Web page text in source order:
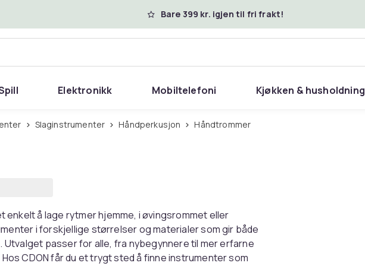
Bare 399 kr. igjen til fri frakt!
Elektronikk Mobiltelefoni Kjøkken & husholdning
Slaginstrumenter Håndperkusjon Håndtrommer
enkelt å lage rytmer hjemme, i øvingsrommet eller
i forskjellige størrelser og materialer som gir både
passer for alle, fra nybegynnere til mer erfarne
CDON får du et trygt sted å finne instrumenter som